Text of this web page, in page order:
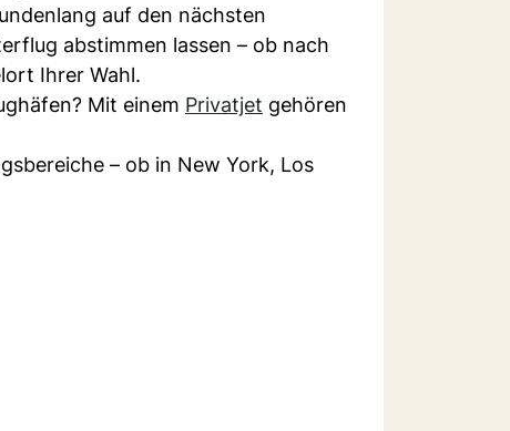
auf den nächsten
abstimmen lassen – ob nach
Ihrer Wahl.
Mit einem Privatjet gehören
– ob in New York, Los